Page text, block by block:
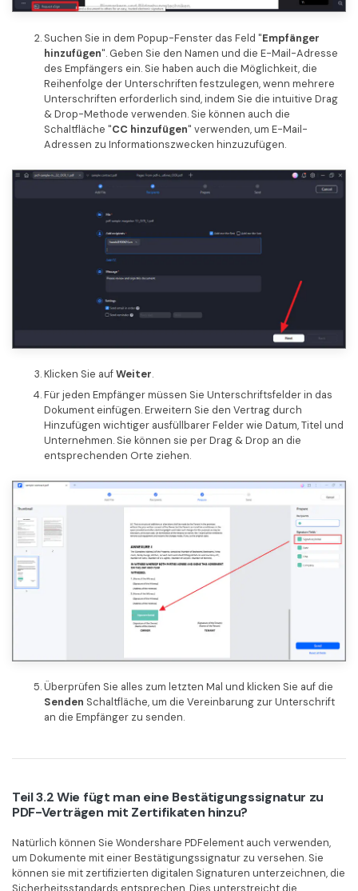
Suchen Sie in dem Popup-Fenster das Feld "Empfänger
hinzufügen". Geben Sie den Namen und die E-Mail-Adresse
des Empfängers ein. Sie haben auch die Möglichkeit, die
Reihenfolge der Unterschriften festzulegen, wenn mehrere
Unterschriften erforderlich sind, indem Sie die intuitive Drag
& Drop-Methode verwenden. Sie können auch die
Schaltfläche "CC hinzufügen" verwenden, um E-Mail-
Adressen zu Informationszwecken hinzuzufügen.
Klicken Sie aufWeiter.
Für jeden Empfänger müssen Sie Unterschriftsfelder in das
Dokument einfügen. Erweitern Sie den Vertrag durch
Hinzufügen wichtiger ausfüllbarer Felder wie Datum, Titel und
Unternehmen. Sie können sie per Drag & Drop an die
entsprechenden Orte ziehen.
Überprüfen Sie alles zum letzten Mal und klicken Sie auf die
Senden Schaltfläche, um die Vereinbarung zur Unterschrift
an die Empfänger zu senden.
Teil 3.2 Wie fügt man eine Bestätigungssignatur zu
PDF-Verträgen mit Zertifikaten hinzu?
Natürlich können Sie Wondershare PDFelement auch verwenden,
um Dokumente mit einer Bestätigungssignatur zu versehen. Sie
können sie mit zertifizierten digitalen Signaturen unterzeichnen, die
Sicherheitsstandards entsprechen. Dies unterstreicht die